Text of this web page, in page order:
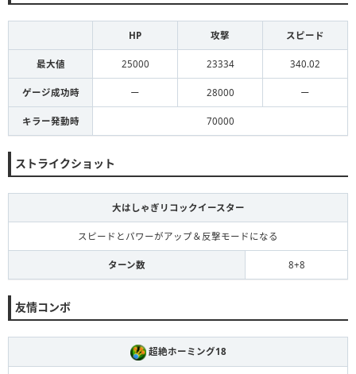
HP 攻撃 スピード
最大値 25000 23334 340.02
ゲージ成功時 ー 28000 ー
キラー発動時 70000
ストライクショット
大はしゃぎリコックイースター
スピードとパワーがアップ＆反撃モードになる
ターン数 8+8
友情コンボ
超絶ホーミング18